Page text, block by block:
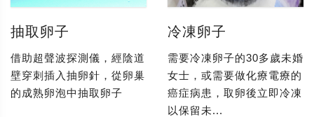
抽取卵子
借助超聲波探測儀，經陰道
壁穿刺插入抽卵針，從卵巢
的成熟卵泡中抽取卵子
冷凍卵子
需要冷凍卵子的30多歲未婚
女士，或需要做化療電療的
癌症病患，取卵後立即冷凍
以保留未...